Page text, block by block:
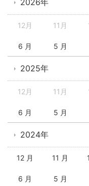
2026年
12月 11月
6 月 5 月
2025年
12月 11月
6 月 5 月
2024年
12 月 11 月
6 月 5 月